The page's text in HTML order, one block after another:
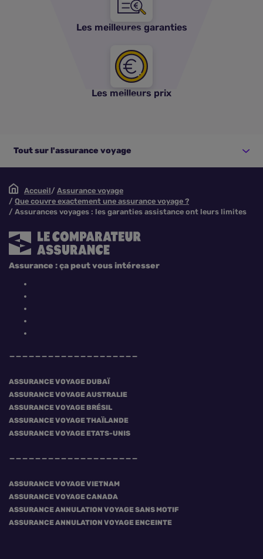
Les meilleures garanties
Les meilleurs prix
Tout sur l'assurance voyage
Accueil
Assurance voyage
Que couvre exactement une assurance voyage ?
Assurances voyages : les garanties assistance ont leurs limites
ASSURANCE VOYAGE DUBAÏ
ASSURANCE VOYAGE AUSTRALIE
ASSURANCE VOYAGE BRÉSIL
ASSURANCE VOYAGE THAÏLANDE
ASSURANCE VOYAGE ETATS-UNIS
ASSURANCE VOYAGE VIETNAM
ASSURANCE VOYAGE CANADA
ASSURANCE ANNULATION VOYAGE SANS MOTIF
ASSURANCE ANNULATION VOYAGE ENCEINTE
Assurance : ça peut vous intéresser